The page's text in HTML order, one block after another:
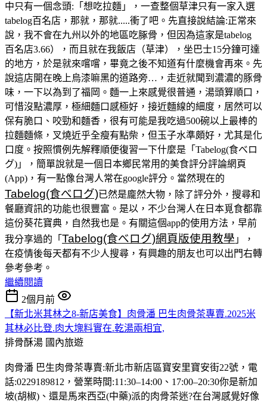
中只有一個念頭:「想吃拉麵」，一查整個草津只有一家入選
tabelog百名店，那就，那就.....衝了吧。先直接說結論:正常來
說，我不會在九州以外的地區吃䐁骨，但因為這家是tabelog
百名店3.66），而且就在我飯店（草津），坐巴士15分鐘可達
的地方，於是就來嚐嚐，畢竟之後不知道有什麼機會再來。先
說這店開在晚上烏漆嘛黑的道路旁…，走近就聞到濃濃的豚骨
味，一下以為到了福岡。麵一上來感覺很普通，湯頭算順口，
可惜沒點濃厚，極細麵口感極好，接近麵線的細度，居然可以
保有脆口、咬勁和麵香，很有可能是我吃過500碗以上最棒的
拉麵麵條，叉燒近乎全瘦有點柴，但玉子水準頗好，尤其是化
口度。按照慣例先解釋順便復習一下什麼是「Tabelog(食べロ
グ)」，簡單說就是一個日本鄉民常用的美食評分評論網頁
(App)，有一點像台灣人常在google評分。當然現在的
Tabelog(食べログ)已然是龐然大物，除了評分外，搜尋和
餐廳資訊的功能也很豐富。是以，不少台灣人在日本覓食都靠
這份葵花寶典，自然我也是。有關這個app的使用方法，早前
我分享過的「 Tabelog(食べログ)網頁版使用教學 」，
在疫情後每天都有不少人搜尋，有興趣的朋友也可以出門右轉
參考參考。
繼續閱讀
2個月前
【新北米其林之8-新店美食】肉骨潘 巴生肉骨茶專賣.2025米
其林必比登.肉大塊料實在.乾湯兩相宜,
排骨酥湯 國內旅遊
肉骨潘 巴生肉骨茶專賣:新北市新店區寶安里寶安街22號，電
話:0229189812，營業時間:11:30–14:00、17:00–20:30你是新加
坡(胡椒)、還是馬來西亞(中藥)派的肉骨茶迷?在台灣感覺好像